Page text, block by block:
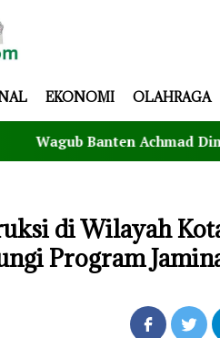
EKONOMI OLAHRAGA
Banten Achmad Dimyati
di Wilayah
Program